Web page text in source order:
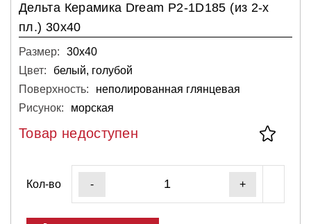
Дельта Керамика Dream P2-1D185 (из 2-х
пл.) 30x40
Размер:
30х40
Цвет:
белый, голубой
Поверхность:
неполированная глянцевая
Рисунок:
морская
Товар недоступен
Кол-во - +